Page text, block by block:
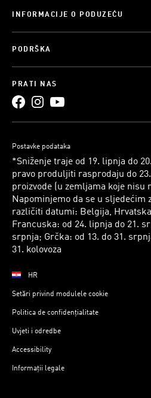
INFORMACIJE O PODUZEĆU
PODRŠKA
PRATI NAS
Postavke podataka
*Sniženje traje od 19. lipnja do
pravo produljiti rasprodaju do
proizvode (u zemljama koje nisu
Napominjemo da se u sljedećim
različiti datumi: Belgija,
Francuska: od 24. lipnja do 21.
srpnja; Grčka: od 13. do 31.
31. kolovoza
HR
Setări privind modulele cookie
Politica de confidențialitate
Uvjeti i odredbe
Accessibility
Informații legale